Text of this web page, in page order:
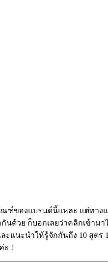
ฑ์ของแบรนด์นี้แหละ แต่ทาง
ด้วย ก็บอกเลยว่าคลิกเข้ามา
แนะนำให้รู้จักกันถึง 10 สูตร
ะ !